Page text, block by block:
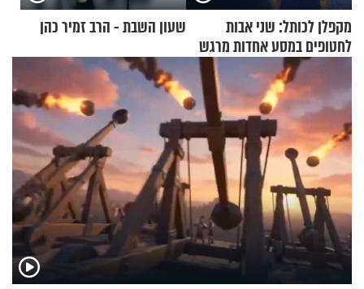
מקפלן לכותל: שני אבות
לחטופים במסע אחדות מרגש
שעון השבת - הרב זמיר כהן